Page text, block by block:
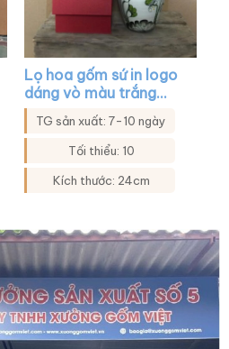
Lọ hoa gốm sứ in logo
dáng vò màu trắng
họa tiết sen xanh XG-
LH24
TG sản xuất: 7-10 ngày
Tối thiểu: 10
Kích thước: 24cm